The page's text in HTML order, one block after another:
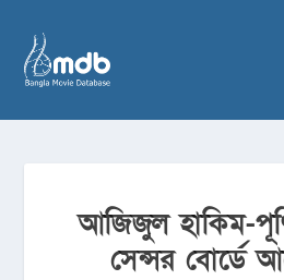
আজিজুল হাকিম-
সেন্সর বোর্ডে